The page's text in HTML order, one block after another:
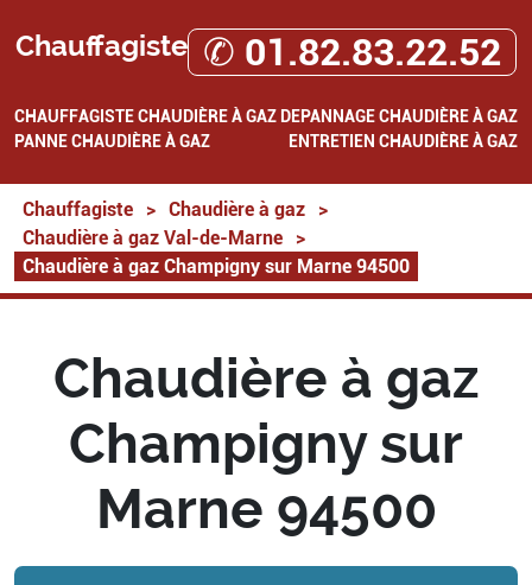
Chauffagiste ✆ 01.82.83.22.52
CHAUFFAGISTECHAUDIÈRE À GAZ DEPANNAGE CHAUDIÈRE À GAZ
PANNE CHAUDIÈRE À GAZ
ENTRETIEN CHAUDIÈRE À GAZ
Chauffagiste > Chaudière à gaz
>
Chaudière à gaz Val-de-Marne
>
Chaudière à gaz Champigny sur Marne 94500
Chaudière à gaz
Champigny sur
Marne 94500